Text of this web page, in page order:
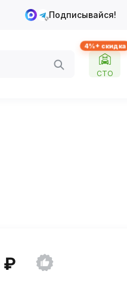
Подписывайся!
4%+ скидка
СТО
₽